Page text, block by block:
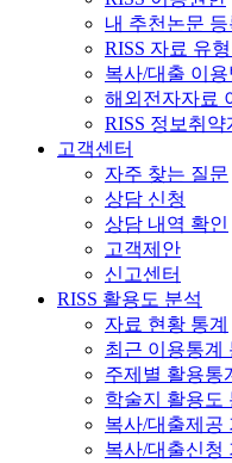
내 추천논문 등
RISS 자료 유
복사/대출 이용
해외전자자료
RISS 정보취
고객센터
자주 찾는 질문
상담 신청
상담 내역 확인
고객제안
신고센터
RISS 활용도 분석
자료 현황 통계
최근 이용통계
주제별 활용통
학술지 활용도
복사/대출제공
복사/대출신청